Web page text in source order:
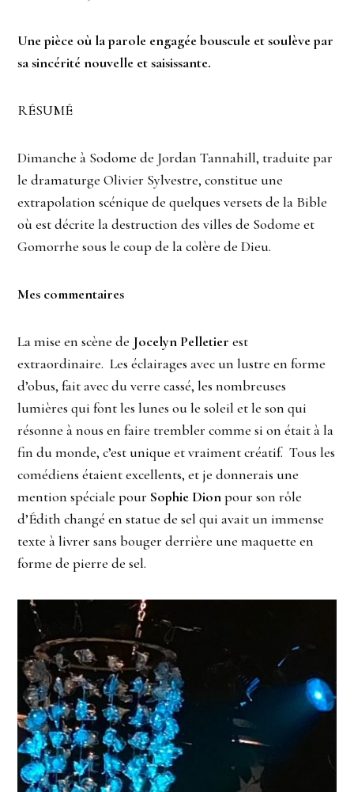
Une pièce où la parole engagée bouscule et soulève par
sa sincérité nouvelle et saisissante.
RÉSUMÉ
Dimanche à Sodome de Jordan Tannahill, traduite par
le dramaturge Olivier Sylvestre, constitue une
extrapolation scénique de quelques versets de la Bible
où est décrite la destruction des villes de Sodome et
Gomorrhe sous le coup de la colère de Dieu.
Mes commentaires
La mise en scène de Jocelyn Pelletier est
extraordinaire. Les éclairages avec un lustre en forme
d’obus, fait avec du verre cassé, les nombreuses
lumières qui font les lunes ou le soleil et le son qui
résonne à nous en faire trembler comme si on était à la
fin du monde, c’est unique et vraiment créatif. Tous les
comédiens étaient excellents, et je donnerais une
mention spéciale pour Sophie Dionpour son rôle
d’Édith changé en statue de sel qui avait un immense
texte à livrer sans bouger derrière une maquette en
forme de pierre de sel.